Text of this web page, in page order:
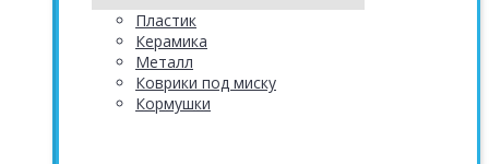
Пластик
Керамика
Металл
Коврики под миску
Кормушки